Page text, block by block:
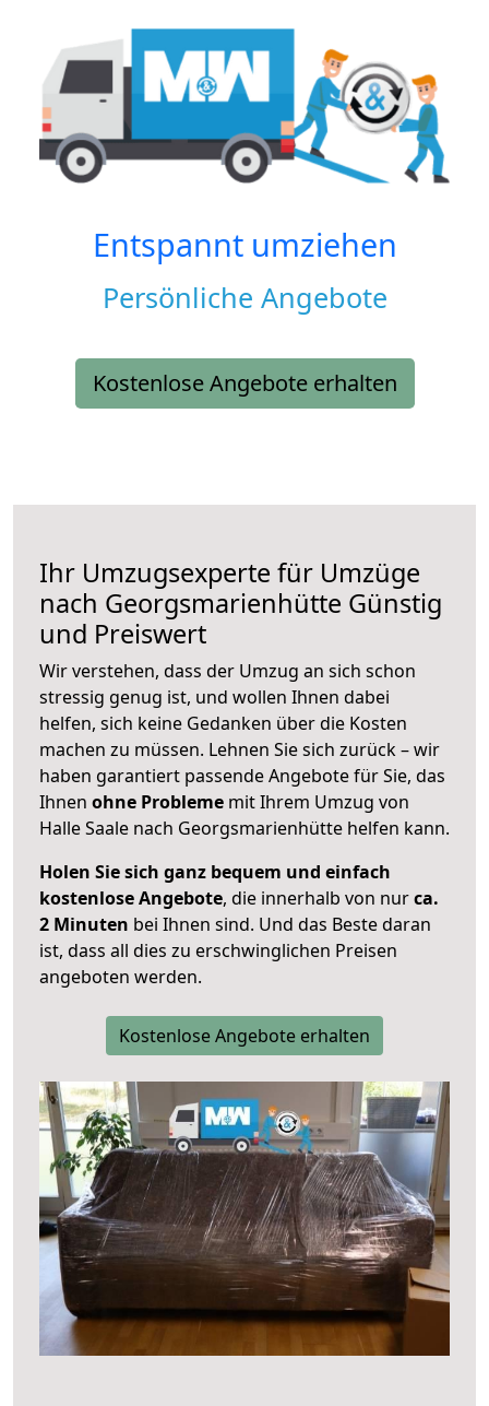
Entspannt umziehen
Persönliche Angebote
Kostenlose Angebote erhalten
Ihr Umzugsexperte für Umzüge
nach Georgsmarienhütte Günstig
und Preiswert
Wir verstehen, dass der Umzug an sich schon
stressig genug ist, und wollen Ihnen dabei
helfen, sich keine Gedanken über die Kosten
machen zu müssen. Lehnen Sie sich zurück – wir
haben garantiert passende Angebote für Sie, das
Ihnen ohne Probleme mit Ihrem Umzug von
Halle Saale nach Georgsmarienhütte helfen kann.
Holen Sie sich ganz bequem und einfach
kostenlose Angebote, die innerhalb von nurca.
2 Minuten bei Ihnen sind. Und das Beste daran
ist, dass all dies zu erschwinglichen Preisen
angeboten werden.
Kostenlose Angebote erhalten